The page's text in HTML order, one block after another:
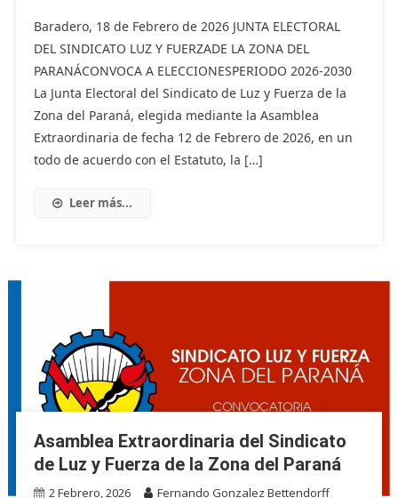
Baradero, 18 de Febrero de 2026 JUNTA ELECTORAL
DEL SINDICATO LUZ Y FUERZADE LA ZONA DEL
PARANÁCONVOCA A ELECCIONESPERIODO 2026-2030
La Junta Electoral del Sindicato de Luz y Fuerza de la
Zona del Paraná, elegida mediante la Asamblea
Extraordinaria de fecha 12 de Febrero de 2026, en un
todo de acuerdo con el Estatuto, la […]
Leer más...
Asamblea Extraordinaria del Sindicato
de Luz y Fuerza de la Zona del Paraná
2 Febrero, 2026 Fernando Gonzalez Bettendorff